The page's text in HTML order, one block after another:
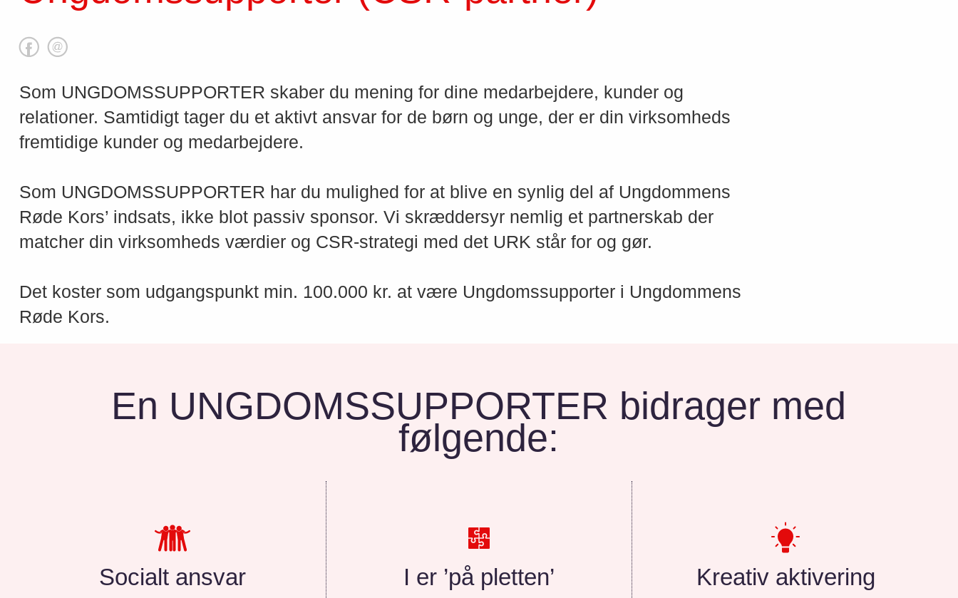
Som UNGDOMSSUPPORTER skaber du mening for dine medarbejdere, kunder og
relationer. Samtidigt tager du et aktivt ansvar for de børn og unge, der er din virksomheds
fremtidige kunder og medarbejdere.
Som UNGDOMSSUPPORTER har du mulighed for at blive en synlig del af Ungdommens
Røde Kors’ indsats, ikke blot passiv sponsor. Vi skræddersyr nemlig et partnerskab der
matcher din virksomheds værdier og CSR-strategi med det URK står for og gør.
Det koster som udgangspunkt min. 100.000 kr. at være Ungdomssupporter i Ungdommens
Røde Kors.
En UNGDOMSSUPPORTER bidrager med
følgende:
Socialt ansvar I er ’på pletten’ Kreativ aktivering